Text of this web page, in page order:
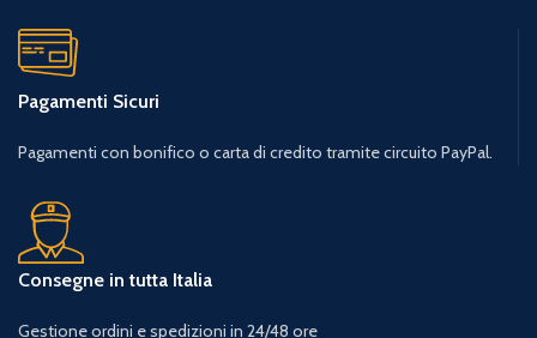
Pagamenti Sicuri
Pagamenti con bonifico o carta di credito tramite circuito PayPal.
Consegne in tutta Italia
Gestione ordini e spedizioni in 24/48 ore